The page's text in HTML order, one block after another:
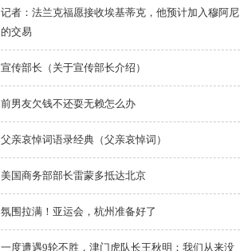
记者：法兰克福愿接收埃基蒂克，他预计加入穆阿尼
的交易
宣传部长（关于宣传部长介绍）
前男友欠钱不还耍无赖怎么办
父亲哀悼词语录经典（父亲哀悼词）
美国商务部部长雷蒙多抵达北京
氛围拉满！亚运会，杭州准备好了
一度遭遇9轮不胜，津门虎队长王秋明：我们从来没